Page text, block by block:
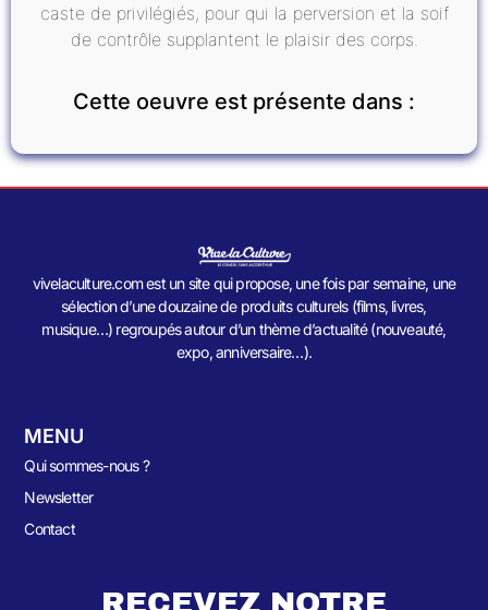
caste de privilégiés, pour qui la perversion et la soif
de contrôle supplantent le plaisir des corps.
Cette oeuvre est présente dans :
vivelaculture.com est un site qui propose, une fois par semaine, une
sélection d’une douzaine de produits culturels (films, livres,
musique…) regroupés autour d’un thème d’actualité (nouveauté,
expo, anniversaire…).
MENU
Qui sommes-nous ?
Newsletter
Contact